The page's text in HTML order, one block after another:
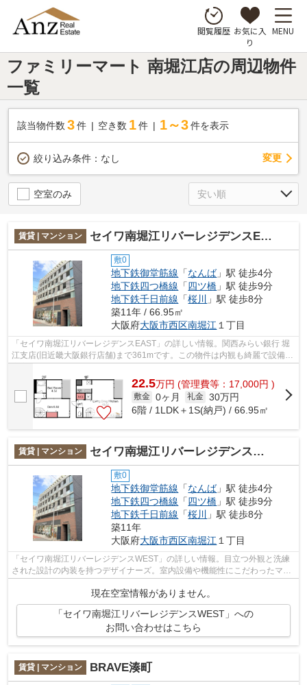
閲覧履歴 お気に入
り
MENU
ファミリーマート 南堀江店の周辺物件
一覧
該当物件数 3件 空き数 1 件 1～3 件を表示
絞り込み条件： なし 変更
空室のみ
賃貸 | マンション セイワ南堀江リバーレジデンスEAST
敷0
地下鉄御堂筋線 「なんば」駅 徒歩4分
地下鉄四つ橋線 「四ツ橋 」駅 徒歩9分
地下鉄千日前線 「桜川
」駅 徒歩8分
築11年 / 66.95㎡
大阪府大阪市西区南堀江 １丁目
「セイワ南堀江リバーレジデンスEAST」の詳しい情報。関西みらい銀行 堀
江支店(旧近畿大阪銀行店舗)まで361mです。この物件は内観も綺麗で設備も
22.5万円 (管理費等：17,000円 )
敷金 0ヶ月 礼金 30万円
6階 / 1LDK＋1S(納戸) / 66.95㎡
賃貸 | マンション セイワ南堀江リバーレジデンスWEST
敷0
地下鉄御堂筋線 「なんば」駅 徒歩4分
地下鉄四つ橋線 「四ツ橋 」駅 徒歩9分
地下鉄千日前線 「桜川
」駅 徒歩8分
築11年
大阪府大阪市西区南堀江 １丁目
「セイワ南堀江リバーレジデンスWEST」の詳しい情報。目立つ外観と洗練
された設計の内装を持つデザイナーズ。室内設備や機能性にこだわったマン
ション物件です。使い勝手の良い敷地内...
現在空室情報がありません。
「セイワ南堀江リバーレジデンスWEST」への
お問い合わせはこちら
賃貸 | マンション BRAVE湊町